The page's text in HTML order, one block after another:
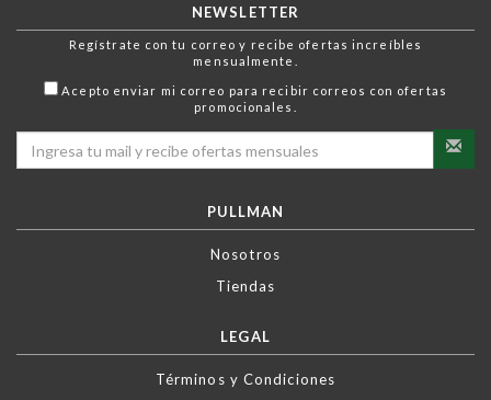
NEWSLETTER
Regístrate con tu correo y recibe ofertas increíbles
mensualmente.
Acepto enviar mi correo para recibir correos con ofertas
promocionales.
PULLMAN
Nosotros
Tiendas
LEGAL
Términos y Condiciones